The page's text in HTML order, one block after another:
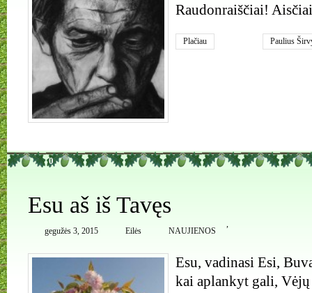
Raudonraiščiai!
Plačiau Paulius
0
Esu aš iš Tavęs
gegužės 3, 2015 Eilės
,
NAUJIENOS
Esu, vadinasi Esi,
kai aplankyt gali, Vėjų